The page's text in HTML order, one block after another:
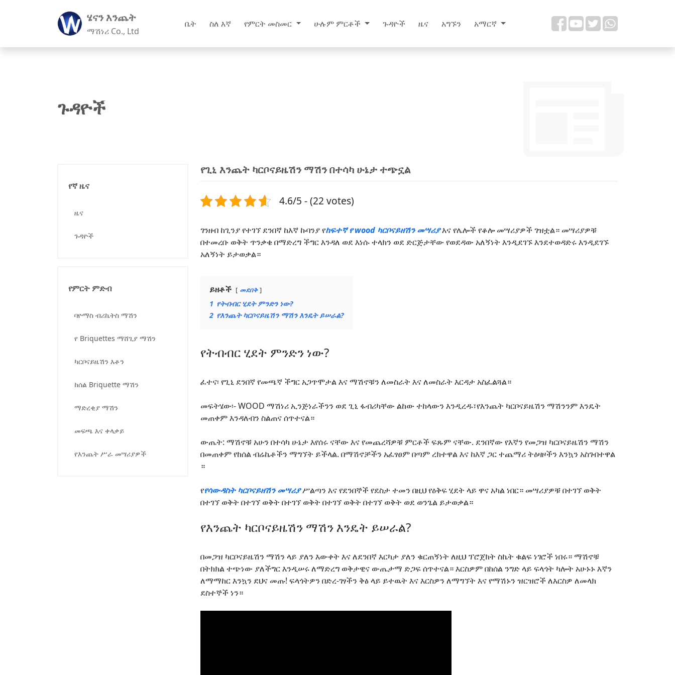
ሄናን እንጨት
ማሽነሪ Co., Ltd
ቤት ስለ እኛ የምርት መስመር ሁሉም ምርቶች ጉዳዮች ዜና አግኙን አማርኛ
ጉዳዮች
የኛ ዜና
ዜና
ጉዳዮች
የምርት ምድብ
ባዮማስ ብሪኬትስ ማሽን
የ Briquettes ማሸጊያ ማሽን
ካርቦናይዜሽን እቶን
ከሰል Briquette ማሽን
ማድረቂያ ማሽን
መፍጫ እና ቀላቃይ
የእንጨት ሥራ መሣሪያዎች
የጊኒ እንጨት ካርቦናይዜሽን ማሽን በተሳካ ሁኔታ ተጭኗል
4.6/5 - (22 votes)
ገንዘብ ከጊንያ የተገኘ ደንበኛ ከእኛ ኩባንያ የከፍተኛ የ wood ካርቦናይዘሽን መሣሪያእና የሌሎች የቆሎ መሣሪያዎች ገዝቷል። መሣሪያዎቹ
በተመረቡ ወቅት ጥንቃቄ በማድረግ ችግር እንዳለ ወደ እነሱ ተላክን ወደ ድርጅታቸው የወደዳው አለኝነት እንዲደገኙ እንደተወዳድሩ እንዲደገኙ
አለኝነት ይታወቃል።
ይዘቶች መደበቅ
1 የትብብር ሂደት ምንድን ነው?
2 የእንጨት ካርቦናይዜሽን ማሽን እንዴት ይሠራል?
የትብብር ሂደት ምንድን ነው?
ፈተና፡ የጊኒ ደንበኛ የመጫኛ ችግር አጋጥሞታል እና ማሽኖቹን ለመስራት እና ለመስራት እርዳታ አስፈልጓል።
መፍትሄው፡- WOOD ማሽነሪ ኢንጅነራችንን ወደ ጊኒ ፋብሪካቸው ልከው ተከላውን እንዲረዱ፣የእንጨት ካርቦናይዜሽን ማሽንንም እንዴት
መጠቀም እንዳለብን ስልጠና ሰጥተናል።
ውጤት: ማሽኖቹ አሁን በተሳካ ሁኔታ እየሰሩ ናቸው እና የመጨረሻዎቹ ምርቶች ፍጹም ናቸው. ደንበኛው የእኛን የመጋዝ ካርቦናይዜሽን ማሽን
በመጠቀም የከሰል ብሬኬቶችን ማግኘት ይችላል. በማሽኖቻችን አፈፃፀም በጣም ረክተዋል እና ከእኛ ጋር ተጨማሪ ትዕዛዞችን እንኳን አስገብተዋል
።
የየሳውዳስት ካርቦናይዘሽን መሣሪያሥልጣን እና የደንበኞች የደስታ ተመን በዚህ የዕቅፍ ሂደት ላይ ዋና አካል ነበር። መሣሪያዎቹ በተገኘ ወቅት
በተገኘ ወቅት በተገኘ ወቅት በተገኘ ወቅት በተገኘ ወቅት በተገኘ ወቅት ወደ ወንጌል ይታወቃል።
የእንጨት ካርቦናይዜሽን ማሽን እንዴት ይሠራል?
በመጋዝ ካርቦናይዜሽን ማሽን ላይ ያለን እውቀት እና ለደንበኛ እርካታ ያለን ቁርጠኝነት ለዚህ ፕሮጀክት ስኬት ቁልፍ ነገሮች ነበሩ። ማሽኖቹ
በትክክል ተጭነው ያለችግር እንዲሠሩ ለማድረግ ወቅታዊና ውጤታማ ድጋፍ ሰጥተናል። እርስዎም በከሰል ንግድ ላይ ፍላጎት ካሎት አሁኑኑ እኛን
ለማማከር እንኳን ደህና መጡ! ፍላጎትዎን በድረ-ገፃችን ቅፅ ላይ ይተዉት እና እርስዎን ለማግኘት እና የማሽኑን ዝርዝሮች ለእርስዎ ለመላክ
ደስተኞች ነን።